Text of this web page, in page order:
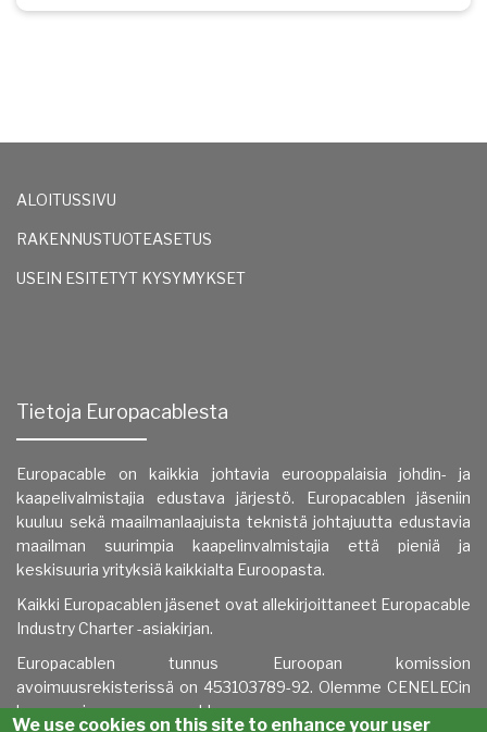
ALOITUSSIVU
RAKENNUSTUOTEASETUS
USEIN ESITETYT KYSYMYKSET
Tietoja Europacablesta
Europacable on kaikkia johtavia eurooppalaisia johdin- ja
kaapelivalmistajia edustava järjestö. Europacablen jäseniin
kuuluu sekä maailmanlaajuista teknistä johtajuutta edustavia
maailman suurimpia kaapelinvalmistajia että pieniä ja
keskisuuria yrityksiä kaikkialta Euroopasta.
Kaikki Europacablen jäsenet ovat allekirjoittaneet Europacable
Industry Charter -asiakirjan.
Europacablen tunnus Euroopan komission
avoimuusrekisterissä on 453103789-92. Olemme CENELECin
kumppani.www.europacable.eu
We use cookies on this site to enhance your user